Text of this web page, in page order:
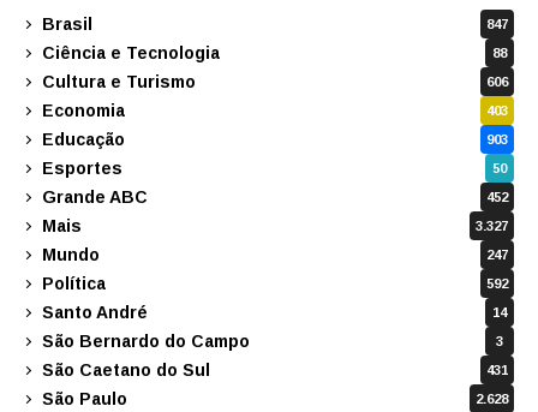
Brasil 847
Ciência e Tecnologia 88
Cultura e Turismo 606
Economia 403
Educação 903
Esportes 50
Grande ABC 452
Mais 3.327
Mundo 247
Política 592
Santo André 14
São Bernardo do Campo 3
São Caetano do Sul 431
São Paulo 2.628